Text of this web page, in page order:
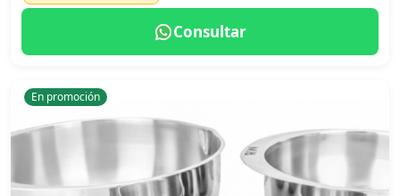
Consultar
En promoción